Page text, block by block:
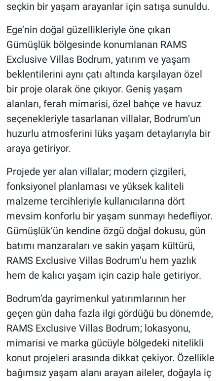
seçkin bir yaşam arayanlar için satışa sunuldu.
Ege’nin doğal güzellikleriyle öne çıkan
Gümüşlük bölgesinde konumlanan RAMS
Exclusive Villas Bodrum, yatırım ve yaşam
beklentilerini aynı çatı altında karşılayan özel
bir proje olarak öne çıkıyor. Geniş yaşam
alanları, ferah mimarisi, özel bahçe ve havuz
seçenekleriyle tasarlanan villalar, Bodrum’un
huzurlu atmosferini lüks yaşam detaylarıyla bir
araya getiriyor.
Projede yer alan villalar; modern çizgileri,
fonksiyonel planlaması ve yüksek kaliteli
malzeme tercihleriyle kullanıcılarına dört
mevsim konforlu bir yaşam sunmayı hedefliyor.
Gümüşlük’ün kendine özgü doğal dokusu, gün
batımı manzaraları ve sakin yaşam kültürü,
RAMS Exclusive Villas Bodrum’u hem yazlık
hem de kalıcı yaşam için cazip hale getiriyor.
Bodrum’da gayrimenkul yatırımlarının her
geçen gün daha fazla ilgi gördüğü bu dönemde,
RAMS Exclusive Villas Bodrum; lokasyonu,
mimarisi ve marka gücüyle bölgedeki nitelikli
konut projeleri arasında dikkat çekiyor. Özellikle
bağımsız yaşam alanı arayan aileler, doğayla iç